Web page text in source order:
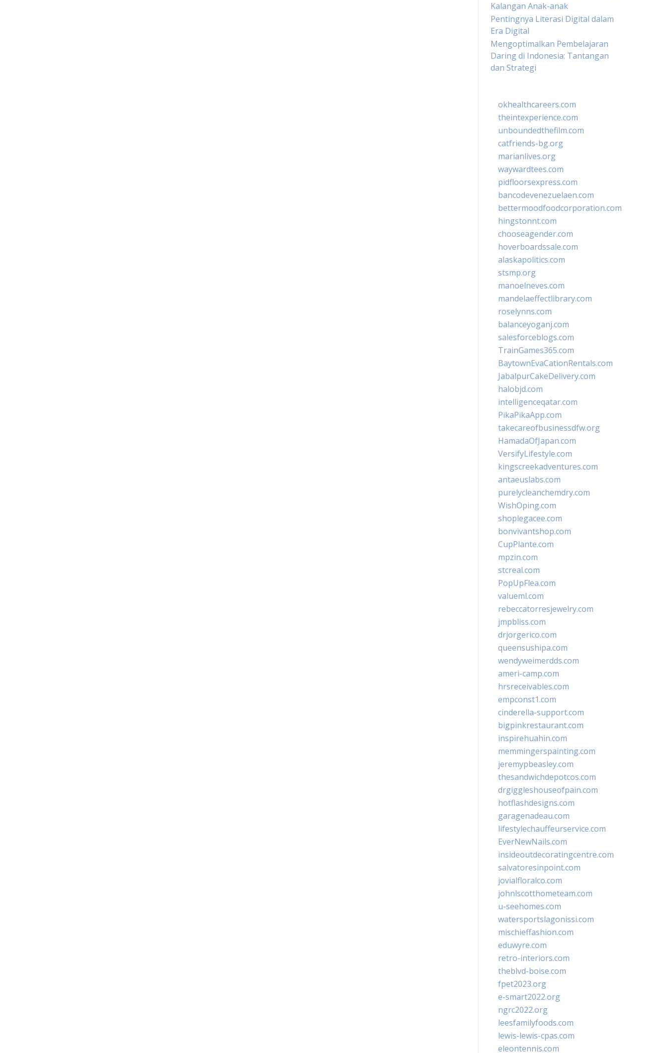
Kalangan Anak-anak
Pentingnya Literasi Digital dalam
Era Digital
Mengoptimalkan Pembelajaran
Daring di Indonesia: Tantangan
dan Strategi
okhealthcareers.com
theintexperience.com
unboundedthefilm.com
catfriends-bg.org
marianlives.org
waywardtees.com
pidfloorsexpress.com
bancodevenezuelaen.com
bettermoodfoodcorporation.com
hingstonnt.com
chooseagender.com
hoverboardssale.com
alaskapolitics.com
stsmp.org
manoelneves.com
mandelaeffectlibrary.com
roselynns.com
balanceyoganj.com
salesforceblogs.com
TrainGames365.com
BaytownEvaCationRentals.com
JabalpurCakeDelivery.com
halobjd.com
intelligenceqatar.com
PikaPikaApp.com
takecareofbusinessdfw.org
HamadaOfJapan.com
VersifyLifestyle.com
kingscreekadventures.com
antaeuslabs.com
purelycleanchemdry.com
WishOping.com
shoplegacee.com
bonvivantshop.com
CupPlante.com
mpzin.com
stcreal.com
PopUpFlea.com
valueml.com
rebeccatorresjewelry.com
jmpbliss.com
drjorgerico.com
queensushipa.com
wendyweimerdds.com
ameri-camp.com
hrsreceivables.com
empconst1.com
cinderella-support.com
bigpinkrestaurant.com
inspirehuahin.com
memmingerspainting.com
jeremypbeasley.com
thesandwichdepotcos.com
drgiggleshouseofpain.com
hotflashdesigns.com
garagenadeau.com
lifestylechauffeurservice.com
EverNewNails.com
insideoutdecoratingcentre.com
salvatoresinpoint.com
jovialfloralco.com
johnlscotthometeam.com
u-seehomes.com
watersportslagonissi.com
mischieffashion.com
eduwyre.com
retro-interiors.com
theblvd-boise.com
fpet2023.org
e-smart2022.org
ngrc2022.org
leesfamilyfoods.com
lewis-lewis-cpas.com
eleontennis.com